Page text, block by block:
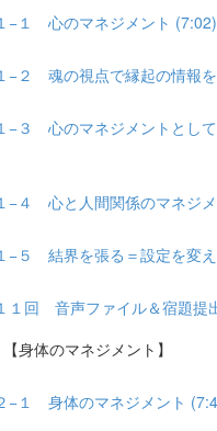
−１ 心のマネジメント (7:02)
−２ 魂の視点で縁起の情報
−３ 心のマネジメントとし
−４ 心と人間関係のマネジ
−５ 結界を張る＝設定を変
１回 音声ファイル＆宿題提
身体のマネジメント】
−１ 身体のマネジメント